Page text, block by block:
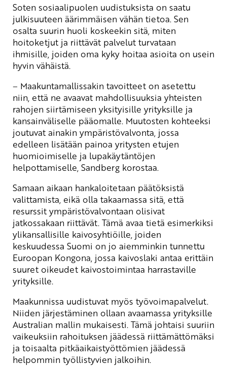
Soten sosiaalipuolen uudistuksista on saatu
julkisuuteen äärimmäisen vähän tietoa. Sen
osalta suurin huoli koskeekin sitä, miten
hoitoketjut ja riittävät palvelut turvataan
ihmisille, joiden oma kyky hoitaa asioita on usein
hyvin vähäistä.
– Maakuntamallissakin tavoitteet on asetettu
niin, että ne avaavat mahdollisuuksia yhteisten
rahojen siirtämiseen yksityisille yrityksille ja
kansainväliselle pääomalle. Muutosten kohteeksi
joutuvat ainakin ympäristövalvonta, jossa
edelleen lisätään painoa yritysten etujen
huomioimiselle ja lupakäytäntöjen
helpottamiselle, Sandberg korostaa.
Samaan aikaan hankaloitetaan päätöksistä
valittamista, eikä olla takaamassa sitä, että
resurssit ympäristövalvontaan olisivat
jatkossakaan riittävät. Tämä avaa tietä esimerkiksi
ylikansallisille kaivosyhtiöille, joiden
keskuudessa Suomi on jo aiemminkin tunnettu
Euroopan Kongona, jossa kaivoslaki antaa erittäin
suuret oikeudet kaivostoimintaa harrastaville
yrityksille.
Maakunnissa uudistuvat myös työvoimapalvelut.
Niiden järjestäminen ollaan avaamassa yrityksille
Australian mallin mukaisesti. Tämä johtaisi suuriin
vaikeuksiin rahoituksen jäädessä riittämättömäksi
ja toisaalta pitkäaikaistyöttömien jäädessä
helpommin työllistyvien jalkoihin.